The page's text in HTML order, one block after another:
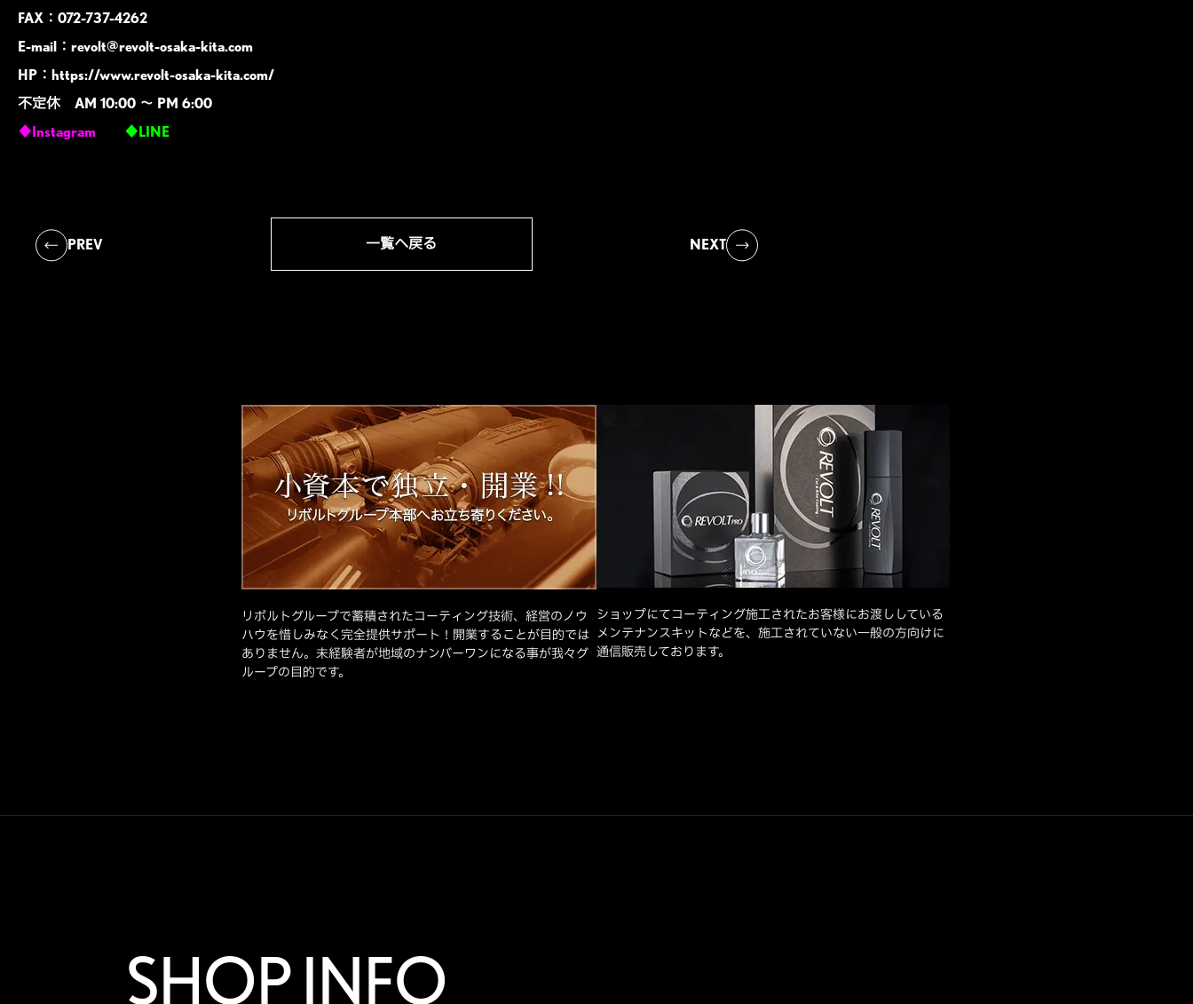
FAX：072-737-4262
E-mail： revolt@revolt-osaka-kita.com
HP： https://www.revolt-osaka-kita.com/
不定休 AM 10:00 ～ PM 6:00
♦Instagram
♦LINE
PREV 一覧へ戻る NEXT
リボルトグループで蓄積されたコーティング技術、経営のノウ
ハウを惜しみなく完全提供サポート！開業することが目的では
ありません。未経験者が地域のナンバーワンになる事が我々グ
ループの目的です。
ショップにてコーティング施工されたお客様にお渡ししている
メンテナンスキットなどを、施工されていない一般の方向けに
通信販売しております。
SHOP INFO